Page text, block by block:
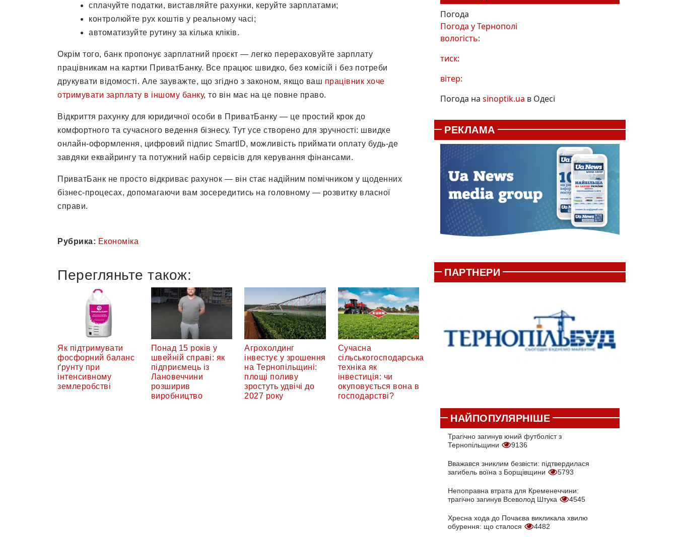
сплачуйте податки, виставляйте рахунки, керуйте зарплатами;
контролюйте рух коштів у реальному часі;
автоматизуйте рутину за кілька кліків.
Окрім того, банк пропонує зарплатний проєкт — легко перераховуйте зарплату
працівникам на картки ПриватБанку. Все працює швидко, без комісій і без потреби
друкувати відомості. Але зауважте, що згідно з законом, якщо ваш працівник хоче
отримувати зарплату в іншому банку, то він має на це повне право.
Відкриття рахунку для юридичної особи в ПриватБанку — це простий крок до
комфортного та сучасного ведення бізнесу. Тут усе створено для зручності: швидке
онлайн-оформлення, цифровий підпис SmartID, можливість приймати оплату будь-де
завдяки еквайрингу та потужний набір сервісів для керування фінансами.
ПриватБанк не просто відкриває рахунок — він стає надійним помічником у щоденних
бізнес-процесах, допомагаючи вам зосередитись на головному — розвитку власної
справи.
Рубрика: Економіка
Перегляньте також:
Як підтримувати
фосфорний баланс
ґрунту при
інтенсивному
землеробстві
Понад 15 років у
швейній справі: як
підприємець із
Лановеччини
розширив
виробництво
Агрохолдинг
інвестує у зрошення
на Тернопільщині:
площі поливу
зростуть удвічі до
2027 року
Сучасна
сільськогосподарська
техніка як
інвестиція: чи
окуповується вона в
господарстві?
Погода
Погода уТернополі
вологість:
тиск:
вітер:
Погода на sinoptik.ua в Одесі
РЕКЛАМА
ПАРТНЕРИ
НАЙПОПУЛЯРНІШЕ
Трагічно загинув юний футболіст з
Тернопільщини
9136
Вважався зниклим безвісти: підтвердилася
загибель воїна з Борщівщини
5793
Непоправна втрата для Кременеччини:
трагічно загинув Всеволод Штука
4545
Хресна хода до Почаєва викликала хвилю
обурення: що сталося
4482